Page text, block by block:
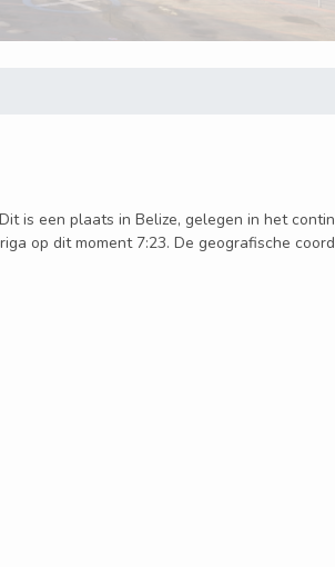
is een plaats in Belize, gelegen in het
op dit moment 7:23. De geografische